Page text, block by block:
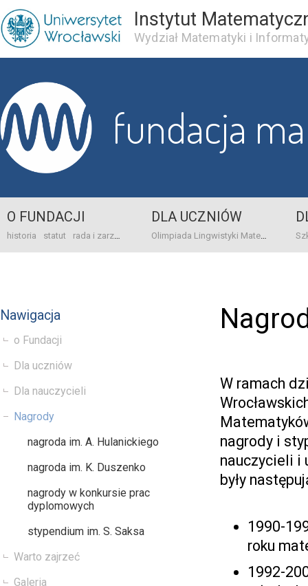
Instytut
Wydział Matematyki i
fundacja
O FUNDACJI
historia statut rada i zarząd dane bankowo-adresowe kontakt
DLA UCZNIÓW
Olimpiada Lingwistyki Matematycznej
Nawigacja
o Fundacji
Dla uczniów
Dla nauczycieli
Nagrody
nagroda im. A. Hulanickiego
nagroda im. K. Duszenko
nagrody w konkursie prac
dyplomowych
stypendium im. S. Saksa
Warto zajrzeć
Galeria
W ramach
nagrody i
nauczycieli i
były
1990-
roku
1992-